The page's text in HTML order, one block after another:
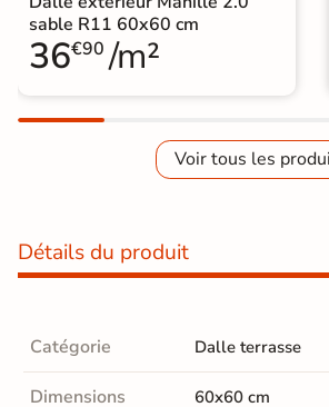
sable R11 60x60 cm
36€90 /m²
Voir tous les
Détails du produit
Catégorie Dalle terrasse
Dimensions 60x60 cm